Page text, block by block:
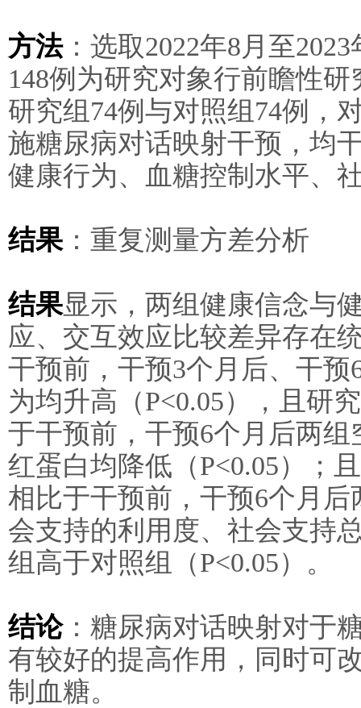
方法：选取2022年8月至
148例为研究对象行前瞻性
研究组74例与对照组74例，
施糖尿病对话映射干预，均
健康行为、血糖控制水平、
结果 ：重复测量方差分析
结果显示，两组健康信念与
应、交互效应比较差异存在
干预前，干预3个月后、干
为均升高（P<0.05），且研
于干预前，干预6个月后两
红蛋白均降低（P<0.05）；
相比于干预前，干预6个月
会支持的利用度、社会支持
组高于对照组（P<0.05）。
结论：糖尿病对话映射对于
有较好的提高作用，同时可
制血糖。